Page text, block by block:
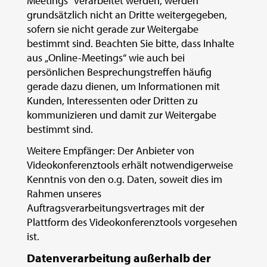
grundsätzlich nicht an Dritte weitergegeben,
sofern sie nicht gerade zur Weitergabe
bestimmt sind. Beachten Sie bitte, dass Inhalte
aus „Online-Meetings“ wie auch bei
persönlichen Besprechungstreffen häufig
gerade dazu dienen, um Informationen mit
Kunden, Interessenten oder Dritten zu
kommunizieren und damit zur Weitergabe
bestimmt sind.
Weitere Empfänger: Der Anbieter von
Videokonferenztools erhält notwendigerweise
Kenntnis von den o.g. Daten, soweit dies im
Rahmen unseres
Auftragsverarbeitungsvertrages mit der
Plattform des Videokonferenztools vorgesehen
ist.
Datenverarbeitung außerhalb der